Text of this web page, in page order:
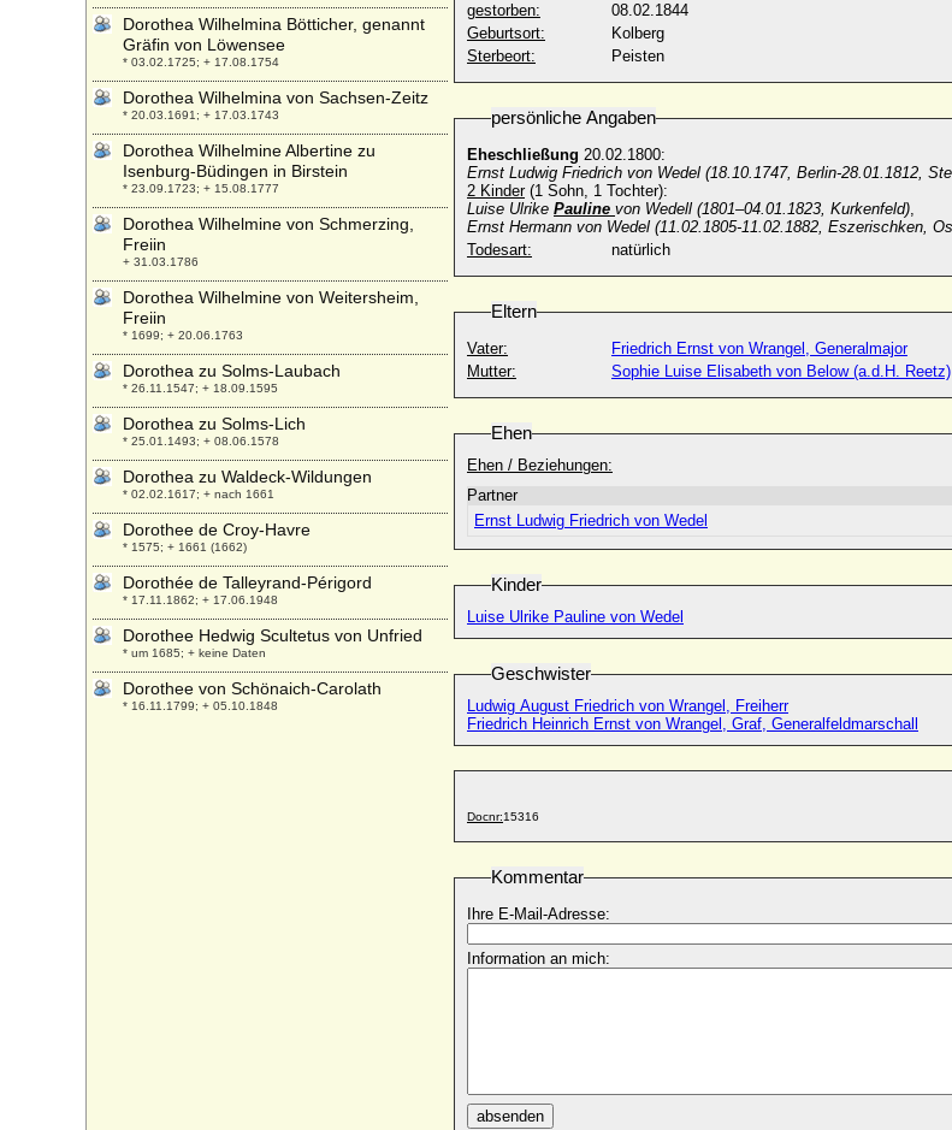
gestorben:
08.02.1844
Geburtsort:
Kolberg
Sterbeort:
Peisten
persönliche Angaben
Eheschließung 20.02.1800:
Ernst Ludwig Friedrich von Wedel (18.10.1747, Berlin-28.01.1812,
2 Kinder(1 Sohn, 1 Tochter):
Luise Ulrike Pauline von Wedell (1801–04.01.1823, Kurkenfeld),
Ernst Hermann von Wedel (11.02.1805-11.02.1882, Eszerischken,
Todesart:
natürlich
Eltern
Vater:
Friedrich Ernst von Wrangel, Generalmajor
Mutter:
Sophie Luise Elisabeth von Below (a.d.H. Reetz)
Ehen
Ehen / Beziehungen:
Partner
Ernst Ludwig Friedrich von Wedel
Kinder
Luise Ulrike Pauline von Wedel
Geschwister
Ludwig August Friedrich von Wrangel, Freiherr
Friedrich Heinrich Ernst von Wrangel, Graf, Generalfeldmarschall
Docnr:15316
Kommentar
Ihre E-Mail-Adresse:
Information an mich:
absenden
Dorothea Wilhelmina Bötticher, genannt
Gräfin von Löwensee
* 03.02.1725; + 17.08.1754
Dorothea Wilhelmina von Sachsen-Zeitz
* 20.03.1691; + 17.03.1743
Dorothea Wilhelmine Albertine zu
Isenburg-Büdingen in Birstein
* 23.09.1723; + 15.08.1777
Dorothea Wilhelmine von Schmerzing,
Freiin
+ 31.03.1786
Dorothea Wilhelmine von Weitersheim,
Freiin
* 1699; + 20.06.1763
Dorothea zu Solms-Laubach
* 26.11.1547; + 18.09.1595
Dorothea zu Solms-Lich
* 25.01.1493; + 08.06.1578
Dorothea zu Waldeck-Wildungen
* 02.02.1617; + nach 1661
Dorothee de Croy-Havre
* 1575; + 1661 (1662)
Dorothée de Talleyrand-Périgord
* 17.11.1862; + 17.06.1948
Dorothee Hedwig Scultetus von Unfried
* um 1685; + keine Daten
Dorothee von Schönaich-Carolath
* 16.11.1799; + 05.10.1848